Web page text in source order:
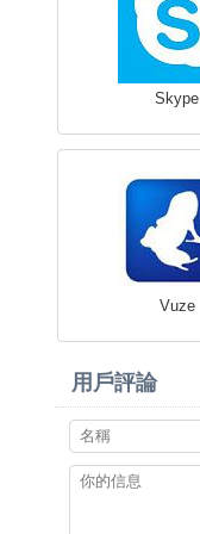
Skype
Vuze
用戶評論